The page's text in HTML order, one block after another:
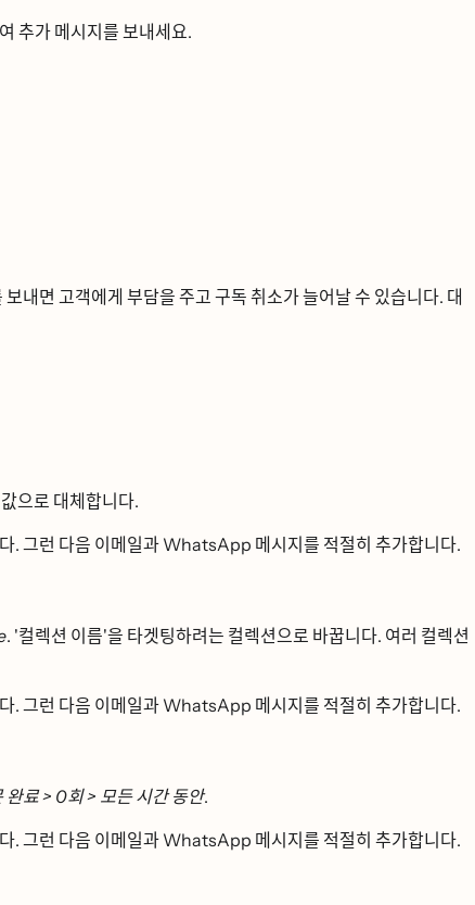
추가 메시지를 보내세요.
고객에게 부담을 주고 구독 취소가 늘어날 수 있습니다. 대
대체합니다.
그런 다음 이메일과 WhatsApp 메시지를 적절히 추가합니다.
. '컬렉션 이름'을 타겟팅하려는 컬렉션으로 바꿉니다. 여러 컬렉션
그런 다음 이메일과 WhatsApp 메시지를 적절히 추가합니다.
완료 > 0회 > 모든 시간 동안.
그런 다음 이메일과 WhatsApp 메시지를 적절히 추가합니다.